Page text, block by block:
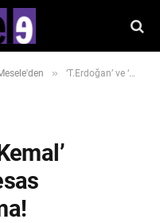
» ‘T.Erdoğan’ ve ‘M.Kemal’ arasına sıkışma, esas mücadeleni unutma!